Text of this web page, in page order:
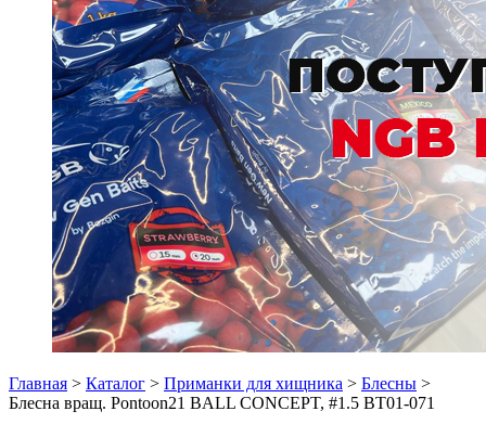
Главная > Каталог > Приманки для хищника > Блесны >
Блесна вращ. Pontoon21 BALL CONCEPT, #1.5 BT01-071